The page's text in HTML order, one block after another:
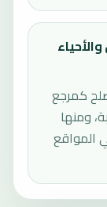
كمرجع
ومنها
المواقع